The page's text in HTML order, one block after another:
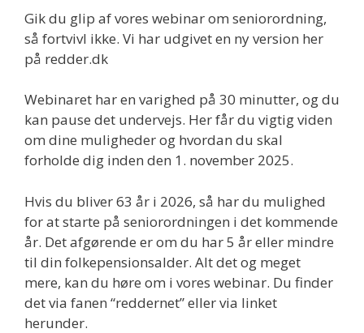
Gik du glip af vores webinar om seniorordning,
så fortvivl ikke. Vi har udgivet en ny version her
på redder.dk
Webinaret har en varighed på 30 minutter, og du
kan pause det undervejs. Her får du vigtig viden
om dine muligheder og hvordan du skal
forholde dig inden den 1. november 2025.
Hvis du bliver 63 år i 2026, så har du mulighed
for at starte på seniorordningen i det kommende
år. Det afgørende er om du har 5 år eller mindre
til din folkepensionsalder. Alt det og meget
mere, kan du høre om i vores webinar. Du finder
det via fanen “reddernet” eller via linket
herunder.